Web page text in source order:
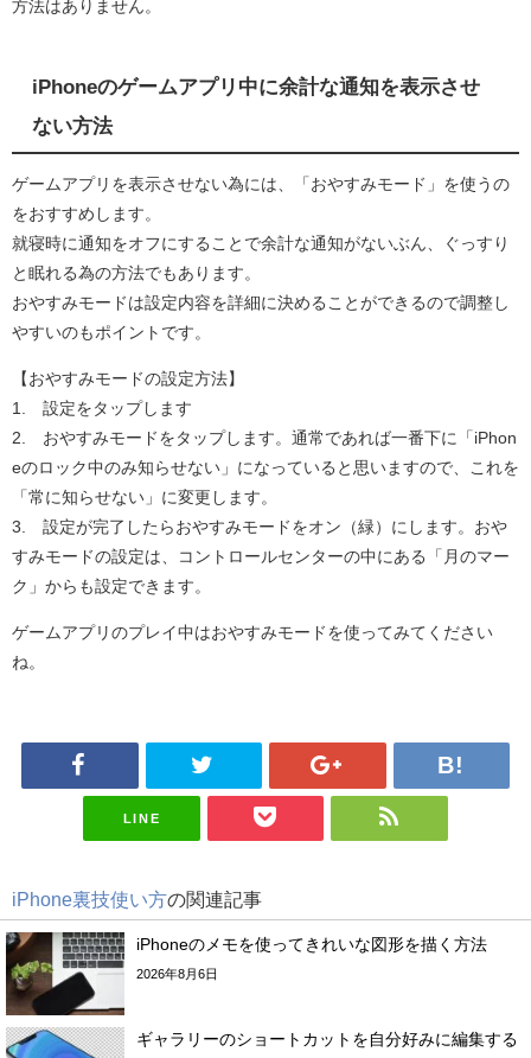
方法はありません。
iPhoneのゲームアプリ中に余計な通知を表示させ
ない方法
ゲームアプリを表示させない為には、「おやすみモード」を使うの
をおすすめします。
就寝時に通知をオフにすることで余計な通知がないぶん、ぐっすり
と眠れる為の方法でもあります。
おやすみモードは設定内容を詳細に決めることができるので調整し
やすいのもポイントです。
【おやすみモードの設定方法】
1. 設定をタップします
2. おやすみモードをタップします。通常であれば一番下に「iPhon
eのロック中のみ知らせない」になっていると思いますので、これを
「常に知らせない」に変更します。
3. 設定が完了したらおやすみモードをオン（緑）にします。おや
すみモードの設定は、コントロールセンターの中にある「月のマー
ク」からも設定できます。
ゲームアプリのプレイ中はおやすみモードを使ってみてください
ね。
LINE
iPhone裏技使い方の関連記事
iPhoneのメモを使ってきれいな図形を描く方法
2026年8月6日
ギャラリーのショートカットを自分好みに編集する